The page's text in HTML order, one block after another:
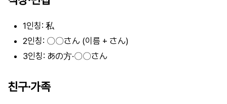
1인칭: 私
2인칭: 〇〇さん (이름 + さん)
3인칭: あの方·〇〇さん
친구·가족